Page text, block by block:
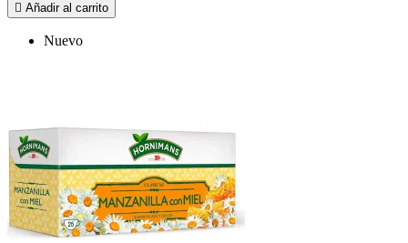
 Añadir al carrito
Nuevo